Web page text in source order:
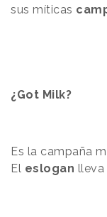
sus míticas
¿Got Milk?
Es la campaña
El eslogan lleva